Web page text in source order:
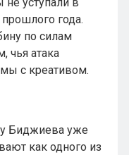
года.
по силам
чья атака
с креативом.
Биджиева уже
как одного из